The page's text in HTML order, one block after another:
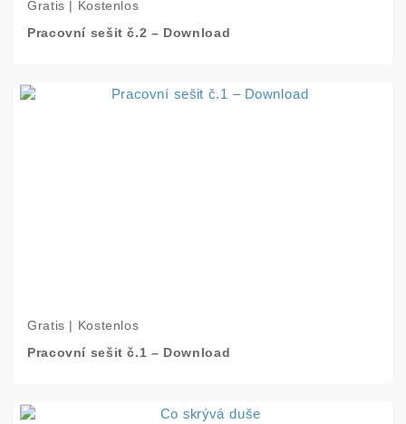
Gratis | Kostenlos
Pracovní sešit č.2 – Download
Gratis | Kostenlos
Pracovní sešit č.1 – Download